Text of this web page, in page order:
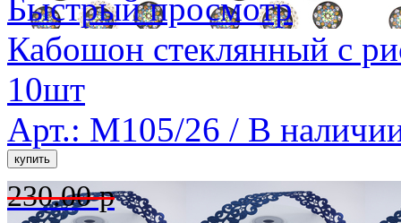
Быстрый просмотр
Кабошон стеклянный с
10шт
Арт.: M105/26 / В
230.00 р